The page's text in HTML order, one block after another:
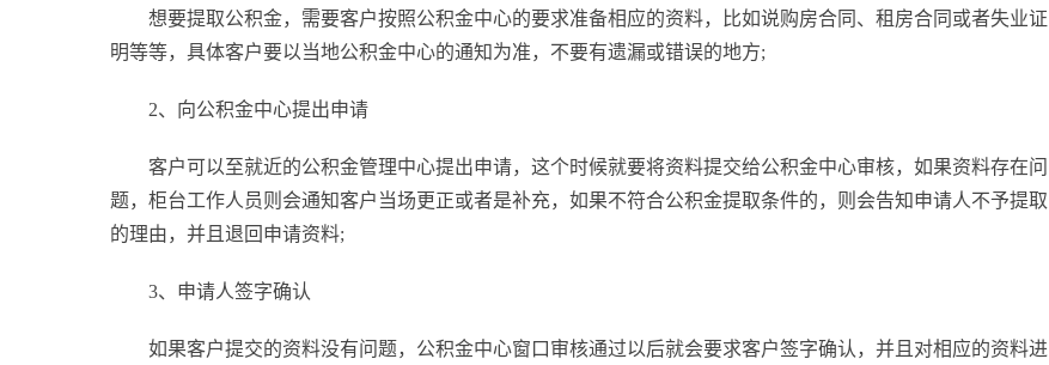
想要提取公积金，需要客户按照公积金中心的要求准备相应的资料，比如说购房合同、租房合同或者失业证
明等等，具体客户要以当地公积金中心的通知为准，不要有遗漏或错误的地方;
2、向公积金中心提出申请
客户可以至就近的公积金管理中心提出申请，这个时候就要将资料提交给公积金中心审核，如果资料存在问
题，柜台工作人员则会通知客户当场更正或者是补充，如果不符合公积金提取条件的，则会告知申请人不予提取
的理由，并且退回申请资料;
3、申请人签字确认
如果客户提交的资料没有问题，公积金中心窗口审核通过以后就会要求客户签字确认，并且对相应的资料进